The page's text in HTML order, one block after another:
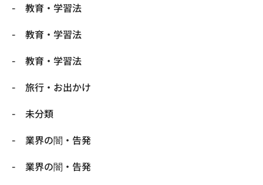
教育・学習法
教育・学習法
教育・学習法
旅行・お出かけ
未分類
業界の闇・告発
業界の闇・告発